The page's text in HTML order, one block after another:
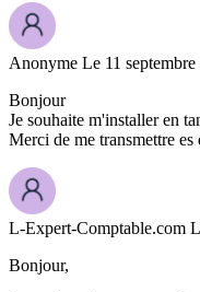
Anonyme Le 11
Bonjour
Je souhaite m'installer en
Merci de me transmettre es
L-Expert-Comptable.com
Bonjour,